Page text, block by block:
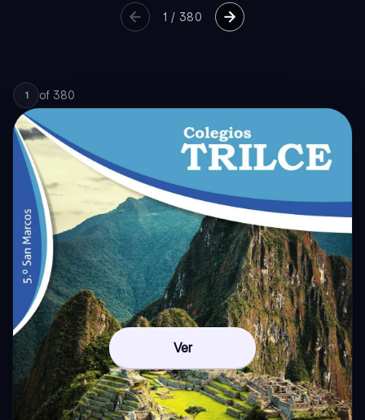
1 / 380
1 of 380
Ver